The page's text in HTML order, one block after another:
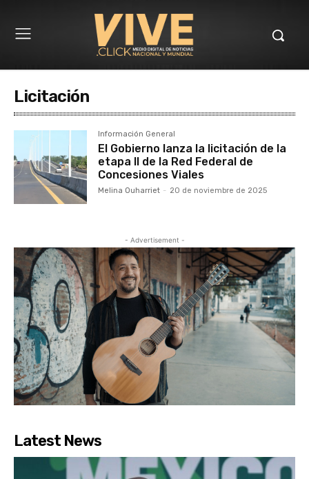
Licitación
Información General
El Gobierno lanza la licitación de la
etapa II de la Red Federal de
Concesiones Viales
Melina Ouharriet - 20 de noviembre de 2025
- Advertisement -
Latest News